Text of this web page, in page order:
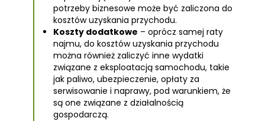
potrzeby biznesowe może być zaliczona do
kosztów uzyskania przychodu.
Koszty dodatkowe – oprócz samej raty
najmu, do kosztów uzyskania przychodu
można również zaliczyć inne wydatki
związane z eksploatacją samochodu, takie
jak paliwo, ubezpieczenie, opłaty za
serwisowanie i naprawy, pod warunkiem, że
są one związane z działalnością
gospodarczą.